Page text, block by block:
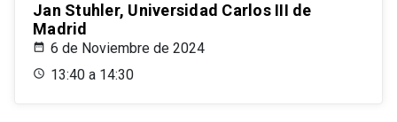
Jan Stuhler, Universidad Carlos III de
Madrid
6 de Noviembre de 2024
13:40 a 14:30